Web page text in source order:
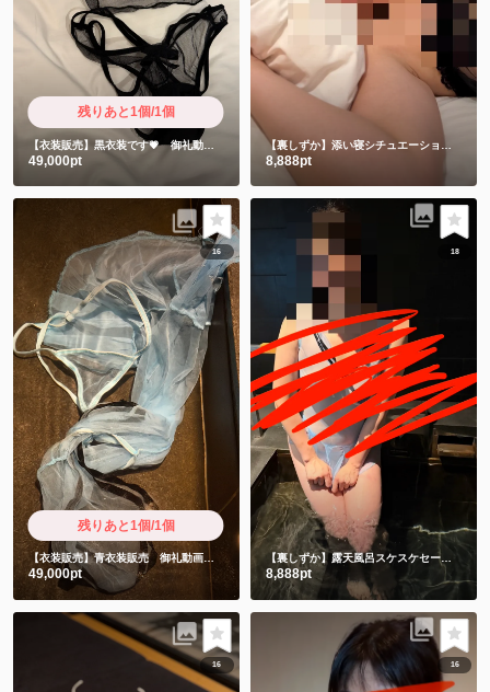
残りあと1個/1個
【衣装販売】黒衣装です💗 御礼動画付き
49,000pt 8,888pt
16
残りあと1個/1個
【衣装販売】青衣装販売 御礼動画と直筆お手紙付きです❤️
49,000pt
18
【裏しずか】露天風呂スケスケセーラー服風衣装💕これ布意味ありますか？スケスケなんですが😩
8,888pt
16 16